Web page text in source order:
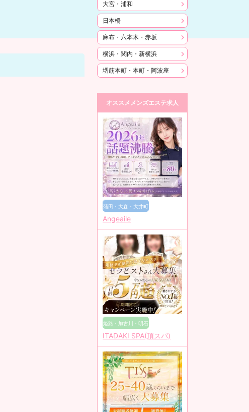
大宮・浦和
日本橋
麻布・六本木・赤坂
横浜・関内・新横浜
堺筋本町・本町・阿波座
オススメメンズエステ求人
蒲田・大森・大井町
Angeaile
姫路・加古川・明石
ITADAKI SPA(頂スパ)